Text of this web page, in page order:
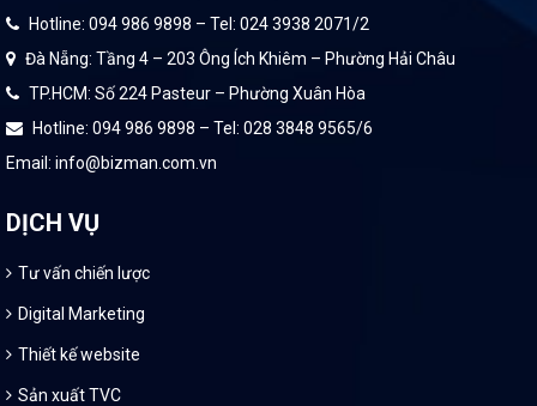
Hotline: 094 986 9898 – Tel: 024 3938 2071/2
Đà Nẵng: Tầng 4 – 203 Ông Ích Khiêm – Phường Hải Châu
TP.HCM: Số 224 Pasteur – Phường Xuân Hòa
Hotline: 094 986 9898 – Tel: 028 3848 9565/6
Email: info@bizman.com.vn
DỊCH VỤ
Tư vấn chiến lược
Digital Marketing
Thiết kế website
Sản xuất TVC